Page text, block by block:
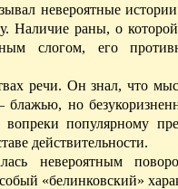
невероятные
Наличие раны, о
слогом, его
речи. Он знал, что
но
вопреки популярному
действительности.
невероятным
«белинковский»